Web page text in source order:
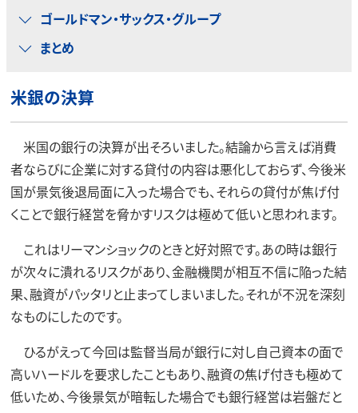
ゴールドマン・サックス・グループ
まとめ
米銀の決算
米国の銀行の決算が出そろいました。結論から言えば消費
者ならびに企業に対する貸付の内容は悪化しておらず、今後米
国が景気後退局面に入った場合でも、それらの貸付が焦げ付
くことで銀行経営を脅かすリスクは極めて低いと思われます。
これはリーマンショックのときと好対照です。あの時は銀行
が次々に潰れるリスクがあり、金融機関が相互不信に陥った結
果、融資がパッタリと止まってしまいました。それが不況を深刻
なものにしたのです。
ひるがえって今回は監督当局が銀行に対し自己資本の面で
高いハードルを要求したこともあり、融資の焦げ付きも極めて
低いため、今後景気が暗転した場合でも銀行経営は岩盤だと